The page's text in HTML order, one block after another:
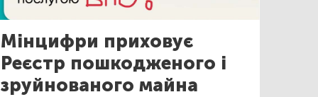
Мінцифри приховує
Реєстр пошкодженого і
зруйнованого майна